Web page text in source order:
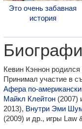
Это очень забавная
история
Кевин Кэннон родился
Принимал участие в
Афера по-американски
Майкл Клейтон (2007)
2013), Внутри Эми
(2009) и др., игры Law